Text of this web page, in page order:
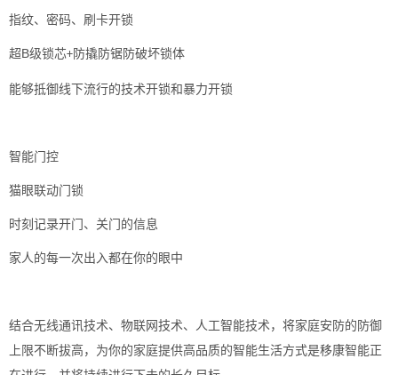
指纹、密码、刷卡开锁
超B级锁芯+防撬防锯防破坏锁体
能够抵御线下流行的技术开锁和暴力开锁
智能门控
猫眼联动门锁
时刻记录开门、关门的信息
家人的每一次出入都在你的眼中
结合无线通讯技术、物联网技术、人工智能技术，将家庭安防的防御
上限不断拔高，为你的家庭提供高品质的智能生活方式是移康智能正